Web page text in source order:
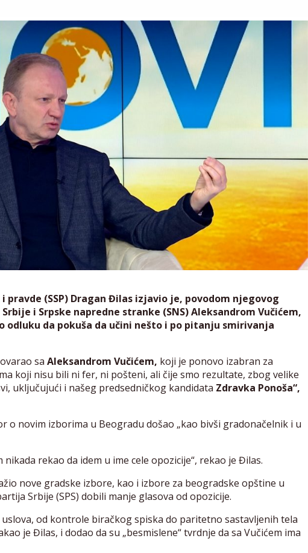
pravde (SSP) Dragan Đilas izjavio je, povodom njegovog
i Srpske napredne stranke (SNS) Aleksandrom Vučićem,
odluku da pokuša da učini nešto i po pitanju smirivanja
sa Aleksandrom Vučićem, koji je ponovo izabran za
koji nisu bili ni fer, ni pošteni, ali čije smo rezultate, zbog velike
uključujući i našeg predsedničkog kandidata Zdravka Ponoša“,
o novim izborima u Beogradu došao „kao bivši gradonačelnik i u
rekao da idem u ime cele opozicije“, rekao je Đilas.
nove gradske izbore, kao i izbore za beogradske opštine u
Srbije (SPS) dobili manje glasova od opozicije.
od kontrole biračkog spiska do paritetno sastavljenih tela
je Đilas, i dodao da su „besmislene“ tvrdnje da sa Vučićem ima